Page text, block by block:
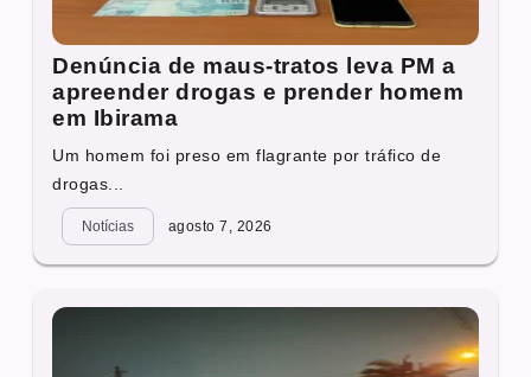
Denúncia de maus-tratos leva PM a
apreender drogas e prender homem
em Ibirama
Um homem foi preso em flagrante por tráfico de
drogas...
Notícias agosto 7, 2026